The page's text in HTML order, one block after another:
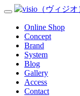
Skip
content
Toggle
Navigation
Menu
Online Shop
Concept
Brand
System
Blog
Gallery
Access
Contact